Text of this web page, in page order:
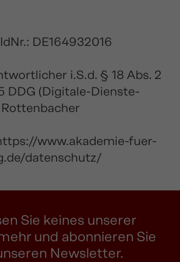
DE164932016
i.S.d. § 18 Abs. 2
DDG (Digitale-Dienste-
www.akademie-fuer-
datenschutz/
Sie keines unserer
und abonnieren Sie
Newsletter.